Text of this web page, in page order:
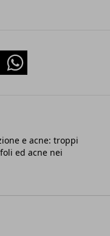
Whatsapp
e acne: troppi
ed acne nei